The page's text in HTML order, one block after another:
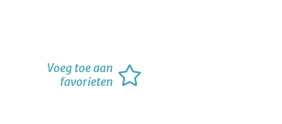
Voeg toe aan
favorieten